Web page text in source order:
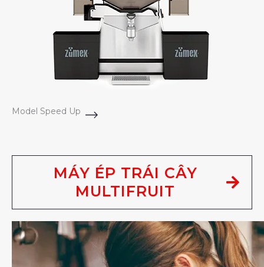
Model Speed Up
MÁY ÉP TRÁI CÂY
MULTIFRUIT